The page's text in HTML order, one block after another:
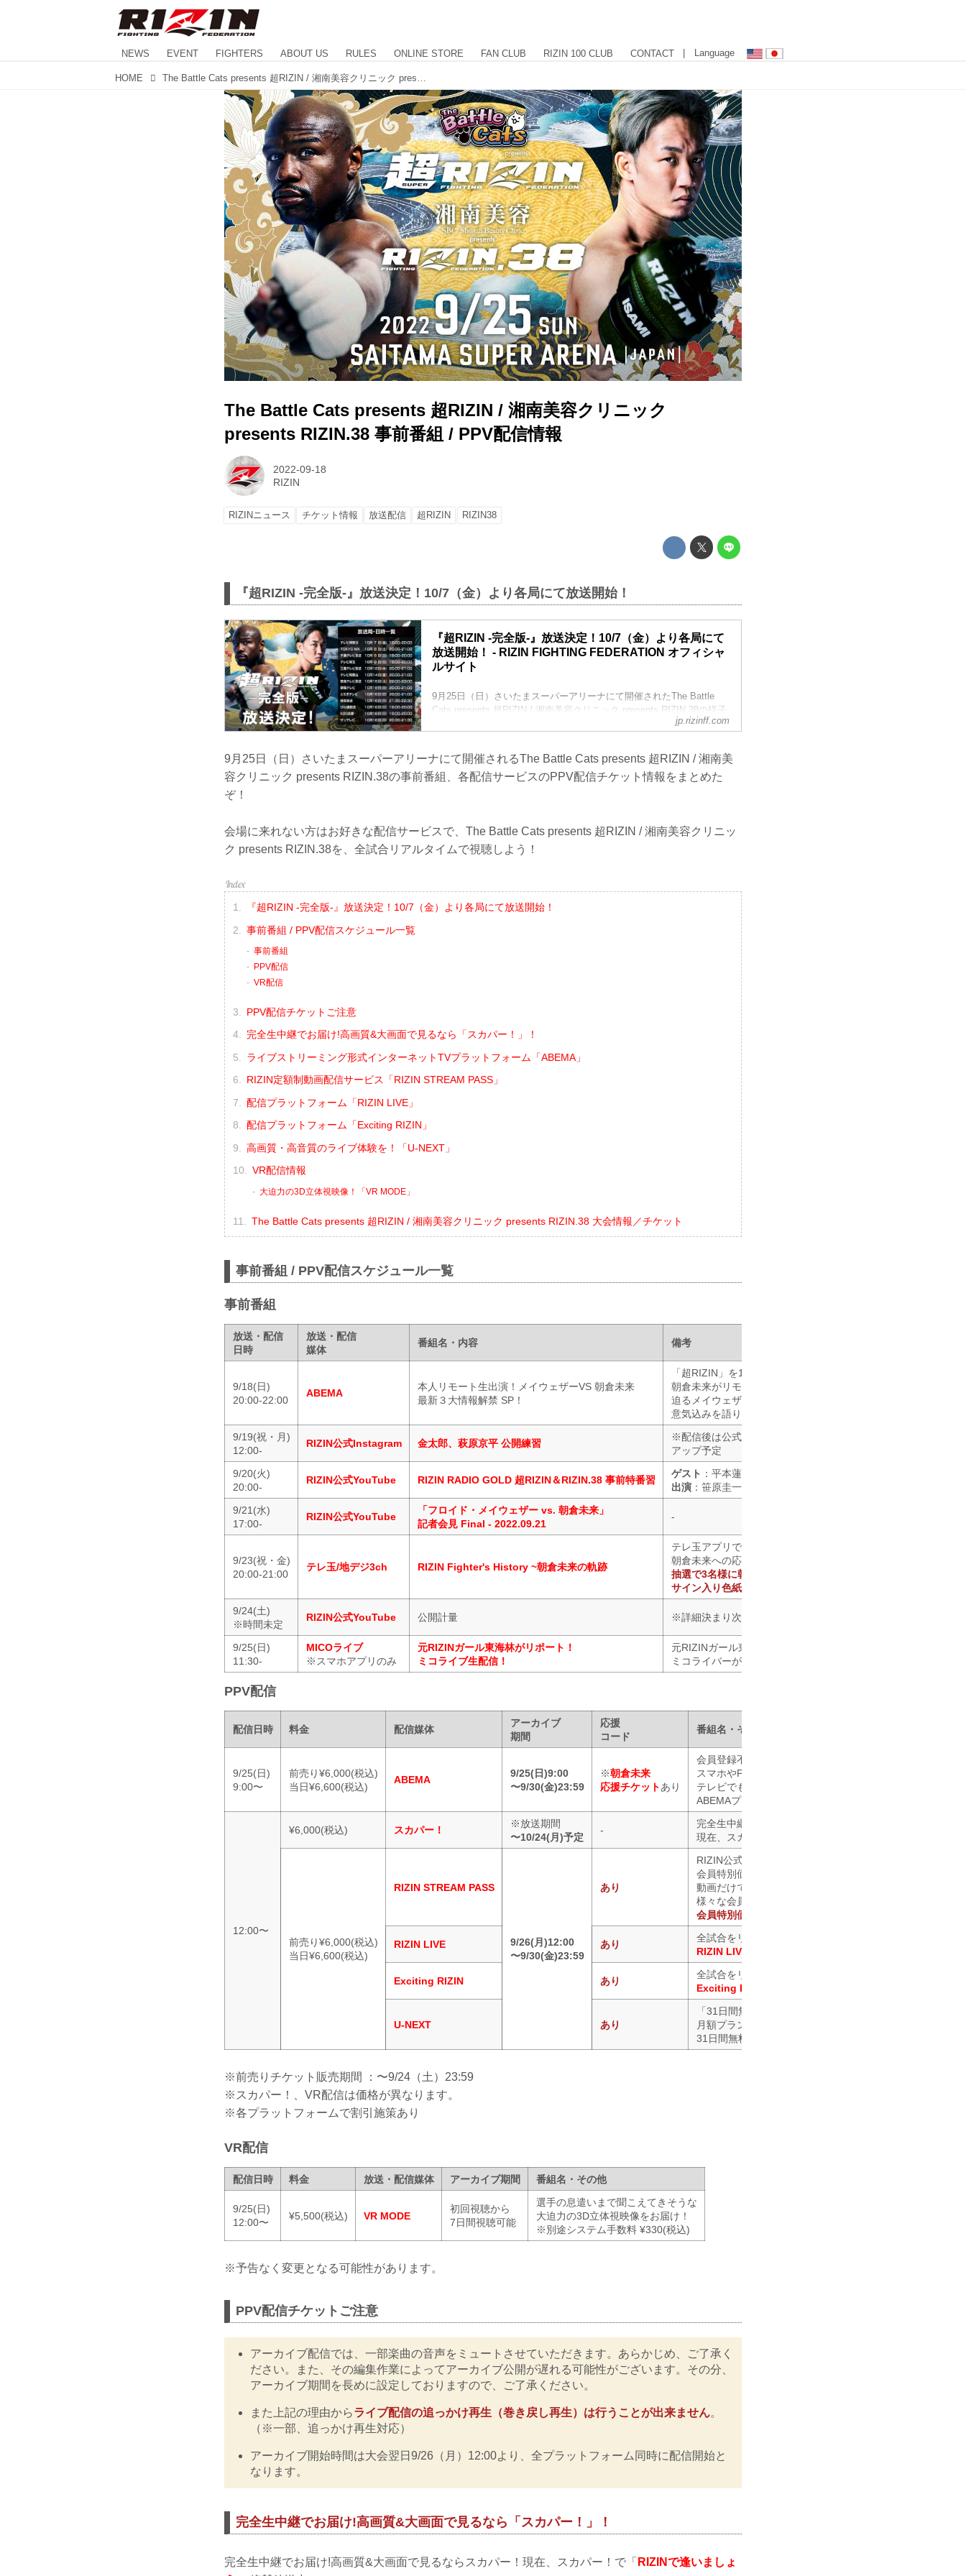
NEWS EVENT FIGHTERS ABOUT US RULES ONLINE STORE FAN CLUB RIZIN 100 CLUB CONTACT | Language
HOME
The Battle Cats presents 超RIZIN / 湘南美容クリニック
presents RIZIN.38 事前番組 / PPV配信情報
2022-09-18
RIZIN
RIZINニュース チケット情報 放送配信 超RIZIN RIZIN38
『超RIZIN -完全版-』放送決定！10/7（金）より各局にて放送開始！
『超RIZIN -完全版-』放送決定！10/7（金）より各局にて
放送開始！ - RIZIN FIGHTING FEDERATION オフィシャ
ルサイト
9月25日（日）さいたまスーパーアリーナにて開催されたThe Battle
Cats presents 超RIZIN / 湘南美容クリニック presents RIZIN.38の様子
が『超RIZIN -完全版-』として放送されることが決定したぞ！
超RIZIN -完全版- 放送スケジュール一覧
放送日 放送時間 放送局 URL
10/7(金) 19:00~20:00 テレビ神奈川
jp.rizinff.com
9月25日（日）さいたまスーパーアリーナにて開催されるThe Battle Cats presents 超RIZIN / 湘南美
容クリニック presents RIZIN.38の事前番組、各配信サービスのPPV配信チケット情報をまとめた
ぞ！
会場に来れない方はお好きな配信サービスで、The Battle Cats presents 超RIZIN / 湘南美容クリニッ
ク presents RIZIN.38を、全試合リアルタイムで視聴しよう！
『超RIZIN -完全版-』放送決定！10/7（金）より各局にて放送開始！
事前番組 / PPV配信スケジュール一覧
事前番組
PPV配信
VR配信
PPV配信チケットご注意
完全生中継でお届け!高画質&大画面で見るなら「スカパー！」！
ライブストリーミング形式インターネットTVプラットフォーム「ABEMA」
RIZIN定額制動画配信サービス「RIZIN STREAM PASS」
配信プラットフォーム「RIZIN LIVE」
配信プラットフォーム「Exciting RIZIN」
高画質・高音質のライブ体験を！「U-NEXT」
VR配信情報
大迫力の3D立体視映像！「VR MODE」
The Battle Cats presents 超RIZIN / 湘南美容クリニック presents RIZIN.38 大会情報／チケット
事前番組 / PPV配信スケジュール一覧
事前番組
放送・配信
日時
放送・配信
媒体
番組名・内容 備考
9/18(日)
20:00-22:00
ABEMA
本⼈リモート⽣出演！メイウェザーVS 朝倉未来
最新３⼤情報解禁 SP！
「超RIZIN」を1週間後に控えた
朝倉未来がリモート生出演！
迫るメイウェザーとの決戦に向けて
意気込みを語ります。
9/19(祝・月)
12:00-
RIZIN公式Instagram 金太郎、萩原京平 公開練習
※配信後は公式YouTubeチャンネルに
アップ予定
9/20(火)
20:00-
RIZIN公式YouTube RIZIN RADIO GOLD 超RIZIN＆RIZIN.38 事前特番習
ゲスト ：平本蓮
出演：笹原圭一、ジャン斉藤、鈴木芳彦
9/21(水)
17:00-
RIZIN公式YouTube
「フロイド・メイウェザー vs. 朝倉未来」
記者会見 Final - 2022.09.21
-
9/23(祝・金)
20:00-21:00
テレ玉/地デジ3ch RIZIN Fighter's History ~朝倉未来の軌跡
テレ玉アプリでは番組放送にあわせて、
朝倉未来への応援メッセージを募集中！
抽選で3名様に朝倉未来の
サイン入り色紙をプレゼント！
9/24(土)
※時間未定
RIZIN公式YouTube 公開計量 ※詳細決まり次第追加
9/25(日)
11:30-
MICOライブ
※スマホアプリのみ
元RIZINガール東海林がリポート！
ミコライブ生配信！
元RIZINガール東海林里咲と
ミコライバーが舞台裏を随時リポート！
PPV配信
配信日時 料金 配信媒体
アーカイブ
期間
応援
コード
番組名・その他
9/25(日)
9:00〜
前売り¥6,000(税込)
当日¥6,600(税込)
ABEMA
9/25(日)9:00
〜9/30(金)23:59
※朝倉未来
応援チケットあり
会員登録不要
スマホやPCでかんたん決済
テレビでも視聴OK
ABEMAプレミアム限定！最大20％OFFでお得に楽しめる！
12:00〜
¥6,000(税込) スカパー！
※放送期間
〜10/24(月)予定
-
完全生中継でお届け!高画質&大画面で見るならスカパー！
現在、スカパー！で「
前売り¥6,000(税込)
当日¥6,600(税込)
RIZIN STREAM PASS
9/26(月)12:00
〜9/30(金)23:59
あり
RIZIN公式定額制動画配信サービス
会員特別価格でライブ配信をお得に楽しむことができます
動画だけでなく大会観戦チケットの先行受付など
様々な会員サービスを提供！
会員特別価格でライブ配信をお得に楽しむことができます
RIZIN LIVE あり
全試合をリアルタイム生配信！
RIZIN LIVE公式Twitter
Exciting RIZIN あり
全試合をリアルタイム生配信！
Exciting RIZIN 公式お問い合わせフォーム
U-NEXT あり
「31日間無料トライアル」に登録すると
月額プラン（2,189円/税込）を
31日間無料で体験することが出来る！
※前売りチケット販売期間 ：〜9/24（土）23:59
※スカパー！、VR配信は価格が異なります。
※各プラットフォームで割引施策あり
VR配信
配信日時 料金 放送・配信媒体 アーカイブ期間 番組名・その他
9/25(日)
12:00〜
¥5,500(税込) VR MODE
初回視聴から
7日間視聴可能
選手の息遣いまで聞こえてきそうな
大迫力の3D立体視映像をお届け！
※別途システム手数料 ¥330(税込)
※予告なく変更となる可能性があります。
PPV配信チケットご注意
アーカイブ配信では、一部楽曲の音声をミュートさせていただきます。あらかじめ、ご了承く
ださい。また、その編集作業によってアーカイブ公開が遅れる可能性がございます。その分、
アーカイブ期間を長めに設定しておりますので、ご了承ください。
また上記の理由からライブ配信の追っかけ再生（巻き戻し再生）は行うことが出来ません。
（※一部、追っかけ再生対応）
アーカイブ開始時間は大会翌日9/26（月）12:00より、全プラットフォーム同時に配信開始と
なります。
完全生中継でお届け!高画質&大画面で見るなら「スカパー！」！
完全生中継でお届け!高画質&大画面で見るならスカパー！現在、スカパー！で「 RIZINで逢いましょ